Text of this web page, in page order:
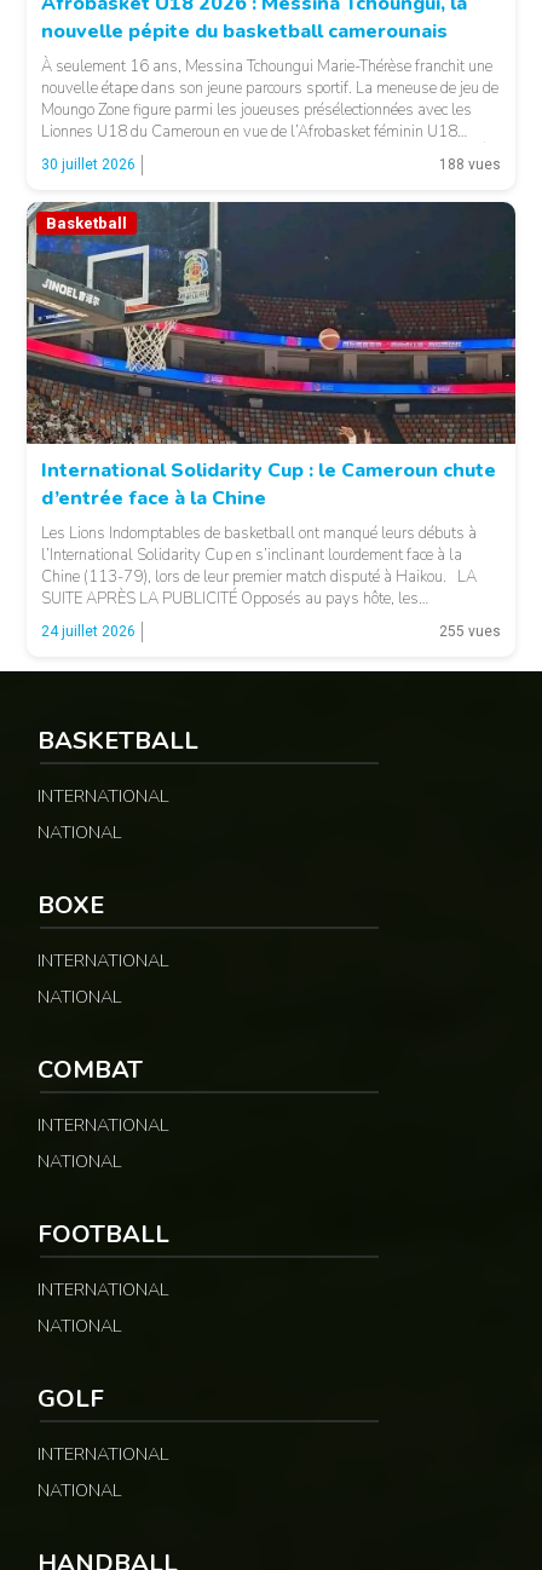
© 237lions.com
nouvelle pépite du basketball camerounais
À seulement 16 ans, Messina Tchoungui Marie-Thérèse franchit une
nouvelle étape dans son jeune parcours sportif. La meneuse de jeu de
Moungo Zone figure parmi les joueuses présélectionnées avec les
Lionnes U18 du Cameroun en vue de l’Afrobasket féminin U18
2026, qui se déroulera à Abidjan, en Côte d’Ivoire. LA SUITE APRÈS
LA PUBLICITÉ […]
30 juillet 2026 188 vues
© 237lions.com
Basketball
International Solidarity Cup : le Cameroun chute
d’entrée face à la Chine
Les Lions Indomptables de basketball ont manqué leurs débuts à
l’International Solidarity Cup en s’inclinant lourdement face à la
Chine (113-79), lors de leur premier match disputé à Haikou. LA
SUITE APRÈS LA PUBLICITÉ Opposés au pays hôte, les
Camerounais ont rapidement été mis en difficulté par l’adresse
offensive et l’intensité des Chinois, qui […]
24 juillet 2026 255 vues
BASKETBALL
INTERNATIONAL
NATIONAL
BOXE
INTERNATIONAL
NATIONAL
COMBAT
INTERNATIONAL
NATIONAL
FOOTBALL
INTERNATIONAL
NATIONAL
GOLF
INTERNATIONAL
NATIONAL